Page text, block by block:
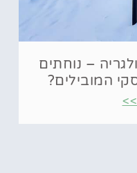
– נוחתים
המובילים?